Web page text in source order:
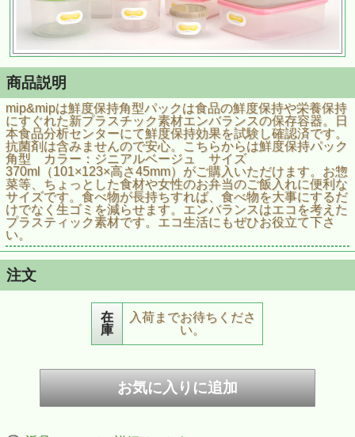
商品説明
mip&mipは鮮度保持角型パックは食品の鮮度保持や栄養保持
にすぐれた新プラスチック素材エンバランスの保存容器。日
本食品分析センターにて鮮度保持効果を試験し確認済です。
抗菌剤は含みませんので安心。こちらからは鮮度保持パック
角型 カラー：ジニアルベージュ サイズ
370ml（101×123×高さ45mm）がご購入いただけます。お惣
菜等、ちょっとした食材や女性のお弁当のご飯入れに便利な
サイズです。食べ物が長持ちすれば、食べ物を大事にするだ
けでなく生ゴミを減らせます。エンバランスはエコを考えた
プラスティック素材です。エコ生活にもぜひお役立て下さ
い。
注文
在
庫
入荷までお待ちくださ
い。